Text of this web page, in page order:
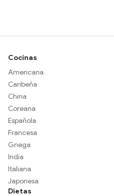
Cocinas
Americana
Caribeña
China
Coreana
Española
Francesa
Griega
India
Italiana
Japonesa
Dietas